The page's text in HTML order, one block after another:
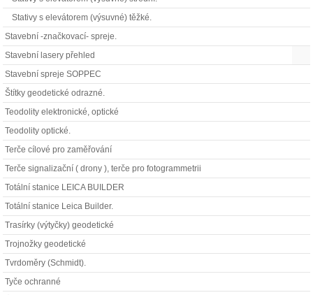
Stativy s elevátorem (výsuvné) těžké.
Stavební -značkovací- spreje.
Stavební lasery přehled
Stavební spreje SOPPEC
Štítky geodetické odrazné.
Teodolity elektronické, optické
Teodolity optické.
Terče cílové pro zaměřování
Terče signalizační ( drony ), terče pro fotogrammetrii
Totální stanice LEICA BUILDER
Totální stanice Leica Builder.
Trasírky (výtyčky) geodetické
Trojnožky geodetické
Tvrdoměry (Schmidt).
Tyče ochranné